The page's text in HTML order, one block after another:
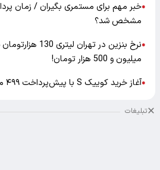
●خبر مهم برای مستمری بگیران / زمان
مشخص شد؟
●
میلیون و 500 هزار تومان!
●آغاز خرید کوییک S با پیش‌پرداخت ۴۹۹ میلیونی
تبلیغات